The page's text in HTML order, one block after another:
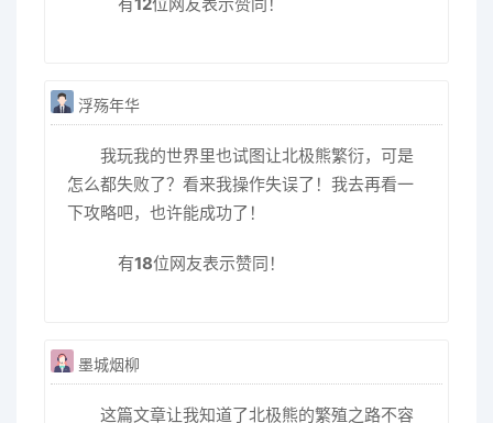
浮殇年华
我玩我的世界里也试图让北极熊繁衍，可是
怎么都失败了？看来我操作失误了！我去再看一
下攻略吧，也许能成功了！
有18位网友表示赞同！
墨城烟柳
这篇文章让我知道了北极熊的繁殖之路不容